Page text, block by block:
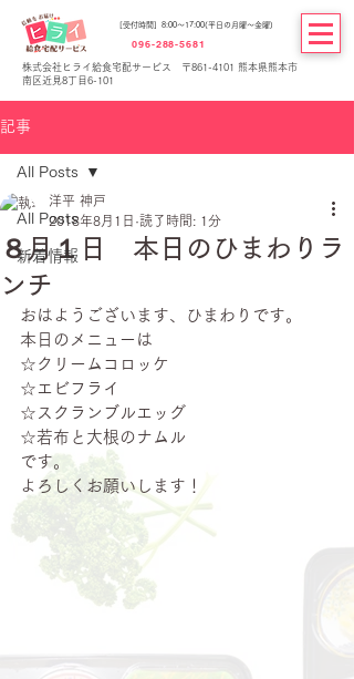
[受付時間] 8:00～17:00(平日の月曜～金曜)
096-288-5681
株式会社ヒライ給食宅配サービス 〒861-4101 熊本県熊本市
南区近見8丁目6-101
記事
All Posts
新着情報
All Posts
８月１日 本日のひまわりラ
ンチ
洋平 神戸
2018年8月1日 読了時間: 1分
おはようございます、ひまわりです。
本日のメニューは
☆クリームコロッケ
☆エビフライ
☆スクランブルエッグ
☆若布と大根のナムル
です。
よろしくお願いします！